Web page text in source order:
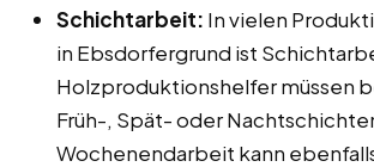
Schichtarbeit: In vielen
in Ebsdorfergrund ist
Holzproduktionshelfer müssen
Früh-, Spät- oder
Wochenendarbeit kann